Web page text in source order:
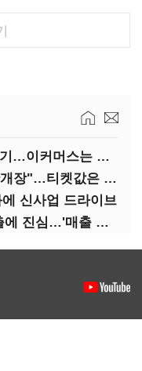
날로 높아지는 K-패션·뷰티 인기…이커머스는 역직구 키운다
레고랜드 "물놀이장 열고 야간개장"…티켓값은 동결
신사업 드라이브
(영상)세계 면세 1위, 한국 진출에 진심…'매출 증빙' 물어봤다